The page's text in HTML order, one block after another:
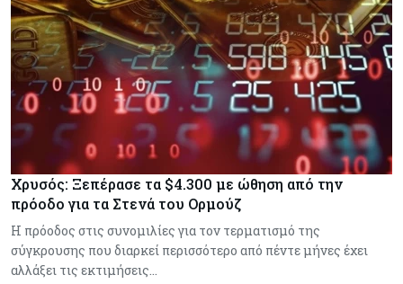
Χρυσός: Ξεπέρασε τα $4.300 με ώθηση από την
πρόοδο για τα Στενά του Ορμούζ
Η πρόοδος στις συνομιλίες για τον τερματισμό της
σύγκρουσης που διαρκεί περισσότερο από πέντε μήνες έχει
αλλάξει τις εκτιμήσεις…